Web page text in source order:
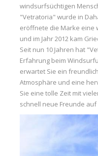
windsurfsüchtigen
"Vetratoria" wurde in
eröffnete die Marke eine
und im Jahr 2012 kam
Seit nun 10 Jahren hat
Erfahrung beim
erwartet Sie ein
Atmosphäre und eine
Sie eine tolle Zeit mit
schnell neue Freunde